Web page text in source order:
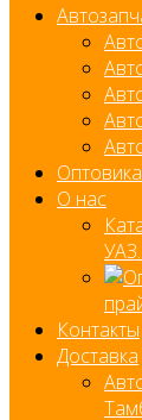
О нас
Контакты
Доставка